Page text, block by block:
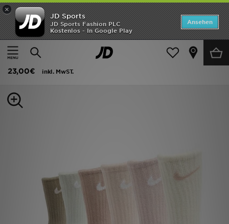
×
JD Sports
JD Sports Fashion PLC
Kostenlos - In Google Play
Ansehen
Home
Kinder Kinder Accessoires Socken
Nike 6er-Pack Crew Socken Kleinkinder
23,00€
inkl. MwST.
ANGEBOTE
Neuheiten
Kinder